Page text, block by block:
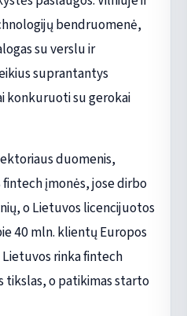
bendruomenė,
su verslu ir
suprantantys
konkuruoti su gerokai
duomenis,
įmonės, jose dirbo
o Lietuvos licencijuotos
40 mln. klientų Europos
rinka fintech
tikslas, o patikimas starto